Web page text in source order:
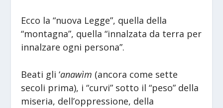
Ecco la “nuova Legge”, quella della
“montagna”, quella “innalzata da terra per
innalzare ogni persona”.
Beati gli ‘anawìm (ancora come sette
secoli prima), i “curvi” sotto il “peso” della
miseria, dell’oppressione, della